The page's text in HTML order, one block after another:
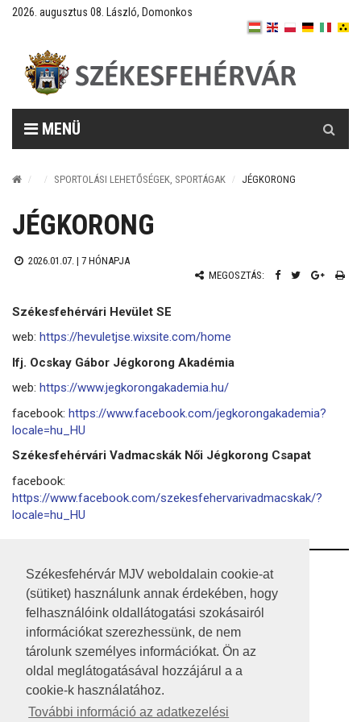
Székesfehérvár MJV weboldalain cookie-at
(sütiket) használunk annak érdekében, hogy
felhasználóink oldallátogatási szokásairól
információkat szerezhessünk, de nem
tárolunk személyes információkat. Ön az
oldal meglátogatásával hozzájárul a a
cookie-k használatához.
További információ az adatkezelési
2026. augusztus 08. László, Domonkos
MENÜ
SPORTOLÁSI LEHETŐSÉGEK, SPORTÁGAK JÉGKORONG
JÉGKORONG
2026.01.07. | 7 HÓNAPJA
MEGOSZTÁS:
Székesfehérvári Hevület SE
web: https://hevuletjse.wixsite.com/home
Ifj. Ocskay Gábor Jégkorong Akadémia
web: https://www.jegkorongakademia.hu/
facebook: https://www.facebook.com/jegkorongakademia?
locale=hu_HU
Székesfehérvári Vadmacskák Női Jégkorong Csapat
facebook:
https://www.facebook.com/szekesfehervarivadmacskak/?
locale=hu_HU
RSS
A HONLAP 2017.03.31-I ÁLLAPOTA
JOGI NYILATKOZAT
IMPRESSZUM